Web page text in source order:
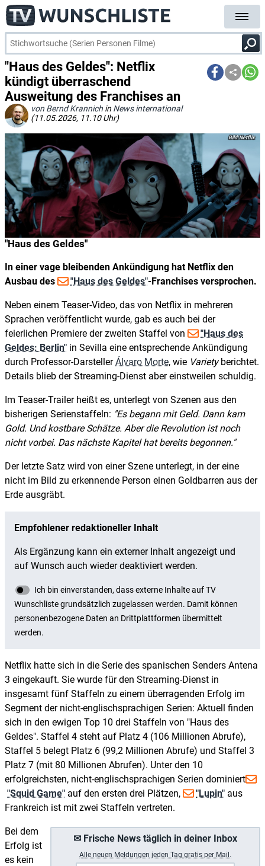
"Haus des Geldes": Netflix
kündigt überraschend
Ausweitung des Franchises an
von Bernd Krannich in News international
(11.05.2026, 11.10 Uhr)
"Haus des Geldes"
Netflix
In einer vage bleibenden Ankündigung hat Netflix den
Ausbau des
"Haus des Geldes"-Franchises versprochen.
Neben einem Teaser-Video, das von Netflix in mehreren
Sprachen veröffentlicht wurde, gab es auch bei der
feierlichen Premiere der zweiten Staffel von
"Haus des
Geldes: Berlin" in Sevilla eine entsprechende Ankündigung
durch Professor-DarstellerÁlvaro Morte, wie Varietyberichtet.
Details blieb der Streaming-Dienst aber einstweilen schuldig.
Im Teaser-Trailer heißt es, unterlegt von Szenen aus den
bisherigen Serienstaffeln: Es begann mit Geld. Dann kam
Gold. Und kostbare Schätze. Aber die Revolution ist noch
nicht vorbei. Das nächste Kapitel hat bereits begonnen.
Der letzte Satz wird von einer Szene unterlegt, in der eine
nicht im Bild zu erkennende Person einen Goldbarren aus der
Erde ausgräbt.
Netflix hatte sich in die Serie des spanischen Senders Antena
3 eingekauft. Sie wurde für den Streaming-Dienst in
insgesamt fünf Staffeln zu einem überragenden Erfolg im
Segment der nicht-englischsprachigen Serien: Aktuell finden
sich in den ewigen Top 10 drei Staffeln von "Haus des
Geldes". Staffel 4 steht auf Platz 4 (106 Millionen Abrufe),
Staffel 5 belegt Platz 6 (99,2 Millionen Abrufe) und Staffel 3
Platz 7 (mit 80 Millionen Abrufen). Unter den 10
erfolgreichsten, nicht-englischsprachigen Serien dominiert
"Squid Game" auf den ersten drei Plätzen, "Lupin" aus
Frankreich ist mit zwei Staffeln vertreten.
✉ Frische News täglich in deiner Inbox
Alle neuen Meldungen jeden Tag gratis per Mail.
Bei dem
Erfolg ist
es kein